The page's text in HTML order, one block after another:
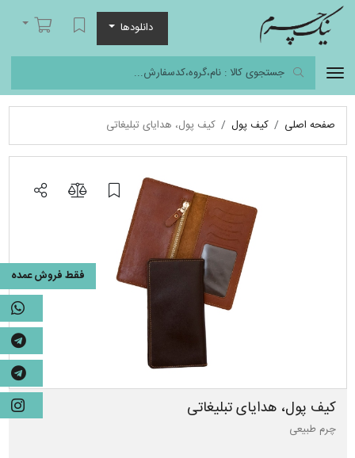
دانلودها
لیست مورد علاقه
سبد خرید
صفحه اصلی کیف پول کیف پول، هدایای تبلیغاتی
کیف پول، هدایای تبلیغاتی
چرم طبیعی
فقط فروش عمده